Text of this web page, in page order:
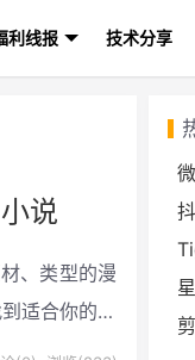
利线报 技术分享
说
、类型的漫
适合你的作